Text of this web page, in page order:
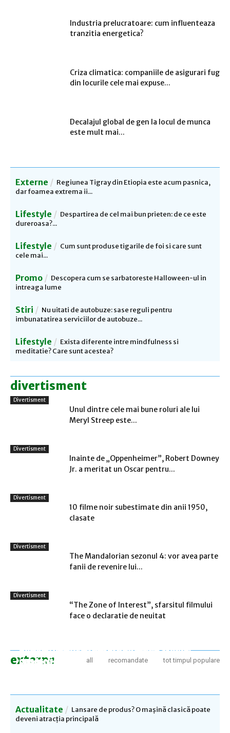
Industria prelucratoare: cum influenteaza
tranzitia energetica?
Criza climatica: companiile de asigurari fug
din locurile cele mai expuse...
Decalajul global de gen la locul de munca
este mult mai...
Externe
Regiunea Tigray din Etiopia este acum pasnica,
dar foamea extrema ii...
Lifestyle
Despartirea de cel mai bun prieten: de ce este
dureroasa?...
Lifestyle
Cum sunt produse tigarile de foi si care sunt
cele mai...
Promo
Descopera cum se sarbatoreste Halloween-ul in
intreaga lume
Stiri
Nu uitati de autobuze: sase reguli pentru
imbunatatirea serviciilor de autobuze...
Lifestyle
Exista diferente intre mindfulness si
meditatie? Care sunt acestea?
divertisment
Divertisment
Unul dintre cele mai bune roluri ale lui
Meryl Streep este...
Divertisment
Inainte de „Oppenheimer”, Robert Downey
Jr. a meritat un Oscar pentru...
Divertisment
10 filme noir subestimate din anii 1950,
clasate
Divertisment
The Mandalorian sezonul 4: vor avea parte
fanii de revenire lui...
Divertisment
“The Zone of Interest”, sfarsitul filmului
face o declaratie de neuitat
externe all recomandate tot timpul populare
Activistii kenyeni au misiunea de a pune
capat violentei...
Regiunea Tigray din Etiopia este acum
pasnica, dar foamea...
Barbati inarmati rapesc aproape 300 de
studenti in nord-vestul...
Actualitate
Lansare de produs? O mașină clasică poate
deveni atracția principală